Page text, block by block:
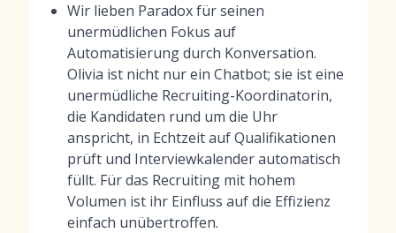
Wir lieben Paradox für seinen
unermüdlichen Fokus auf
Automatisierung durch Konversation.
Olivia ist nicht nur ein Chatbot; sie ist eine
unermüdliche Recruiting-Koordinatorin,
die Kandidaten rund um die Uhr
anspricht, in Echtzeit auf Qualifikationen
prüft und Interviewkalender automatisch
füllt. Für das Recruiting mit hohem
Volumen ist ihr Einfluss auf die Effizienz
einfach unübertroffen.